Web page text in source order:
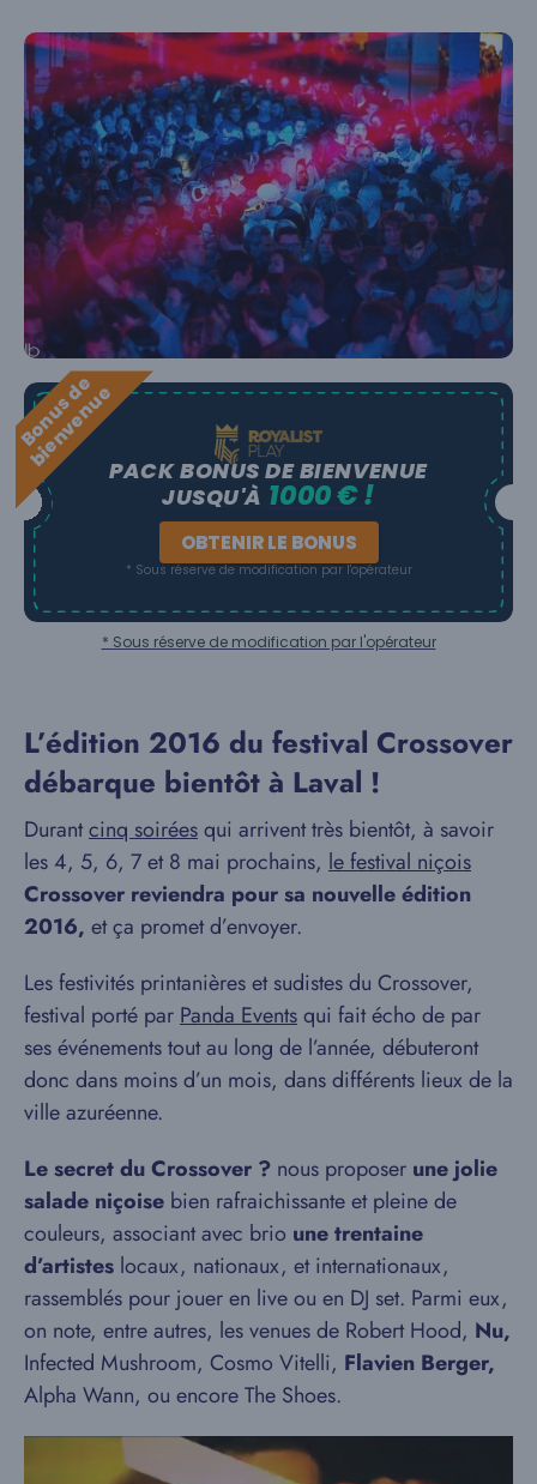
B
o
n
u
s
d
e
b
i
e
n
v
e
n
u
ePACK BONUS DE BIENVENUE
JUSQU'À 1000 € !
OBTENIR LE BONUS
* Sous réserve de modification par l'opérateur
* Sous réserve de modification par l'opérateur
L’édition 2016 du festival Crossover
débarque bientôt à Laval !
Durantcinq soiréesqui arrivent très bientôt, à savoir
les 4, 5, 6, 7 et 8 mai prochains, le festival niçois
Crossover reviendra pour sa nouvelle édition
2016, et ça promet d’envoyer.
Les festivités printanières et sudistes du Crossover,
festival porté parPanda Eventsqui fait écho de par
ses événements tout au long de l’année, débuteront
donc dans moins d’un mois, dans différents lieux de la
ville azuréenne.
Le secret du Crossover ? nous proposer une jolie
salade niçoise bien rafraichissante et pleine de
couleurs, associant avec brio une trentaine
d’artistes locaux, nationaux, et internationaux,
rassemblés pour jouer en live ou en DJ set. Parmi eux,
on note, entre autres, les venues de Robert Hood, Nu,
Infected Mushroom, Cosmo Vitelli, Flavien Berger,
Alpha Wann, ou encore The Shoes.